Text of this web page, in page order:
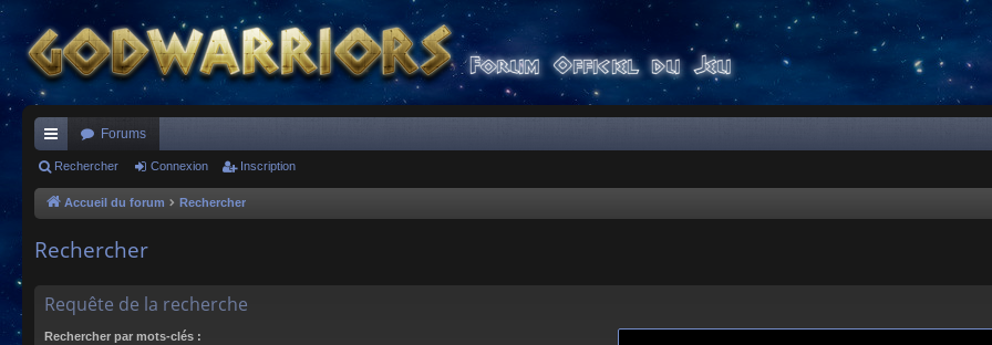
ac
co
s
Forums
Rechercher Connexion Inscription
Accueil du forum Rechercher
Rechercher
Requête de la recherche
Rechercher par mots-clés :